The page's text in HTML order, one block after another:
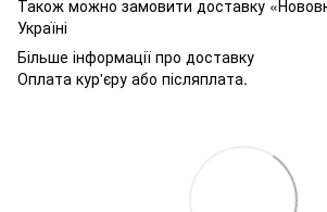
Також можно замовити доставку
Україні
Більше інформації про доставку
Оплата кур'єру або післяплата.